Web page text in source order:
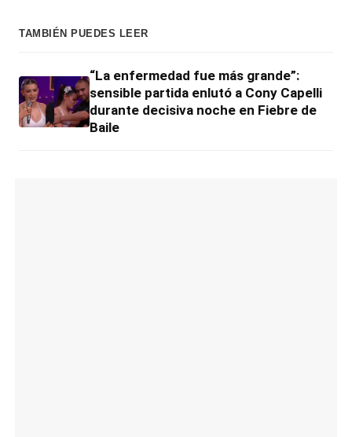
TAMBIÉN PUEDES LEER
“La enfermedad fue más grande”:
sensible partida enlutó a Cony Capelli
durante decisiva noche en Fiebre de
Baile